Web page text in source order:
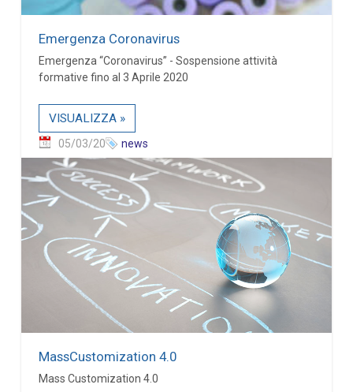
Emergenza Coronavirus
Emergenza “Coronavirus” - Sospensione attività
formative fino al 3 Aprile 2020
VISUALIZZA »
05/03/20 news
MassCustomization 4.0
Mass Customization 4.0